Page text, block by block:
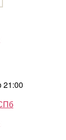
21:00